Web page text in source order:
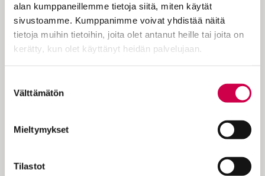
alan kumppaneillemme tietoja siitä, miten käytät
sivustoamme. Kumppanimme voivat yhdistää näitä
tietoja muihin tietoihin, joita olet antanut heille tai joita on
kerätty, kun olet käyttänyt heidän palvelujaan.
valinta
Välttämätön
Mieltymykset
Tilastot
Vietämme reformaation sunnuntaita.
Reformaation yhtenä oli palata ”back to the
roots”, takaisin juurille. Omassa
elämässään jokainen meistä voi välillä
etääntyä uskon perusasioista – ja palata
takaisin. Voimme aina uudistua. Liturginen
väri on vihreä, ja kynttilöitä sytytetään